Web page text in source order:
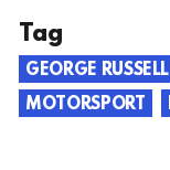
Tag
GEORGE RUSSELL
MOTORSPORT